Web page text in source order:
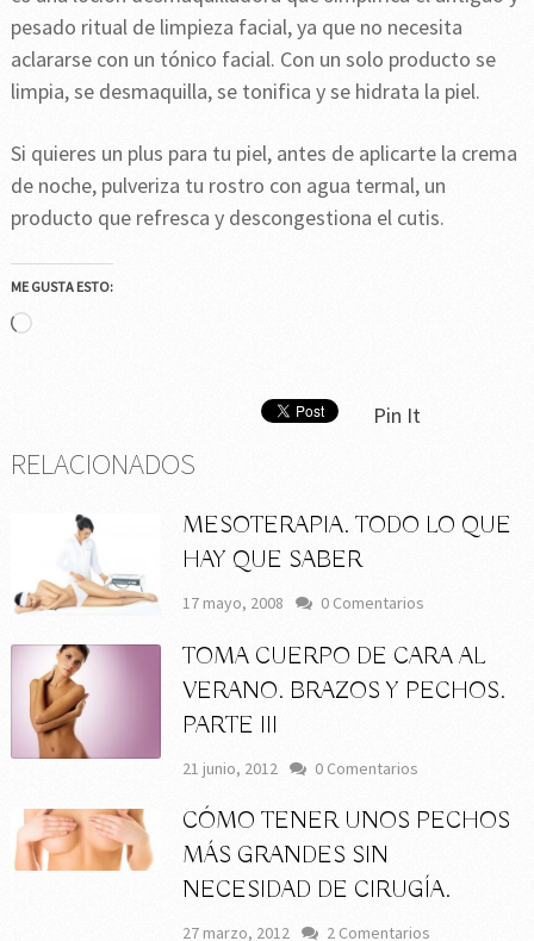
pesado ritual de limpieza facial, ya que no necesita
aclararse con un tónico facial. Con un solo producto se
limpia, se desmaquilla, se tonifica y se hidrata la piel.
Si quieres un plus para tu piel, antes de aplicarte la crema
de noche, pulveriza tu rostro con agua termal, un
producto que refresca y descongestiona el cutis.
ME GUSTA ESTO:
Cargando...
Pin It
RELACIONADOS
MESOTERAPIA. TODO LO QUE
HAY QUE SABER
17 mayo, 2008 0 Comentarios
TOMA CUERPO DE CARA AL
VERANO. BRAZOS Y PECHOS.
PARTE III
21 junio, 2012 0 Comentarios
CÓMO TENER UNOS PECHOS
MÁS GRANDES SIN
NECESIDAD DE CIRUGÍA.
27 marzo, 2012 2 Comentarios